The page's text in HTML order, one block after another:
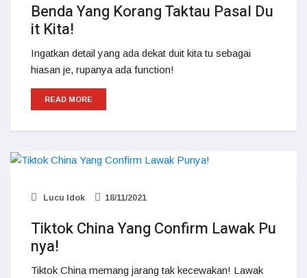
Benda Yang Korang Taktau Pasal Du
it Kita!
Ingatkan detail yang ada dekat duit kita tu sebagai
hiasan je, rupanya ada function!
READ MORE
Lucu Idok 18/11/2021
Tiktok China Yang Confirm Lawak Pu
nya!
Tiktok China memang jarang tak kecewakan! Lawak